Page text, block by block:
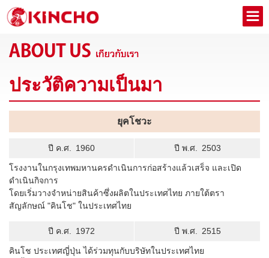
ประวัติความเป็นมา
ยุคโชวะ
ปี ค.ศ. 1960 ปี พ.ศ. 2503
โรงงานในกรุงเทพมหานครดำเนินการก่อสร้างแล้วเสร็จ และเปิด
ดำเนินกิจการ
โดยเริ่มวางจำหน่ายสินค้าซึ่งผลิตในประเทศไทย ภายใต้ตรา
สัญลักษณ์ "คินโช" ในประเทศไทย
ปี ค.ศ. 1972 ปี พ.ศ. 2515
คินโช ประเทศญี่ปุ่น ได้ร่วมทุนกับบริษัทในประเทศไทย